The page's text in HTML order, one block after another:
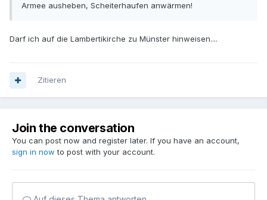
Armee ausheben, Scheiterhaufen anwärmen!
Darf ich auf die Lambertikirche zu Münster hinweisen....
Zitieren
Join the conversation
You can post now and register later. If you have an account,
sign in now to post with your account.